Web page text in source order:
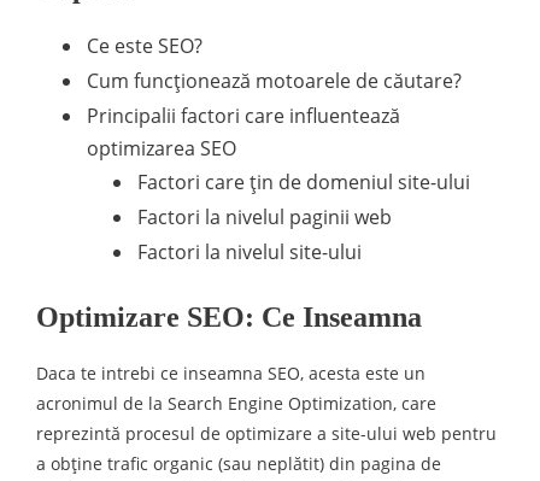
Ce este SEO?
Cum funcţionează motoarele de căutare?
Principalii factori care influentează
optimizarea SEO
Factori care ţin de domeniul site-ului
Factori la nivelul paginii web
Factori la nivelul site-ului
Optimizare SEO: Ce Inseamna
Daca te intrebi ce inseamna SEO, acesta este un
acronimul de la Search Engine Optimization, care
reprezintă procesul de optimizare a site-ului web pentru
a obține trafic organic (sau neplătit) din pagina de